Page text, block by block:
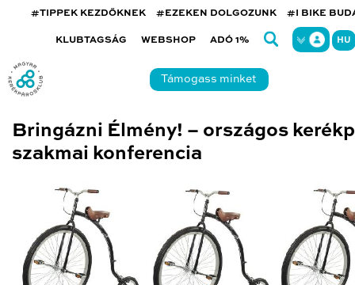
#TIPPEK KEZDŐKNEK #EZEKEN DOLGOZUNK #I BIKE
KLUBTAGSÁG WEBSHOP ADÓ 1% HU
Támogass minket
Bringázni Élmény! – országos
szakmai konferencia